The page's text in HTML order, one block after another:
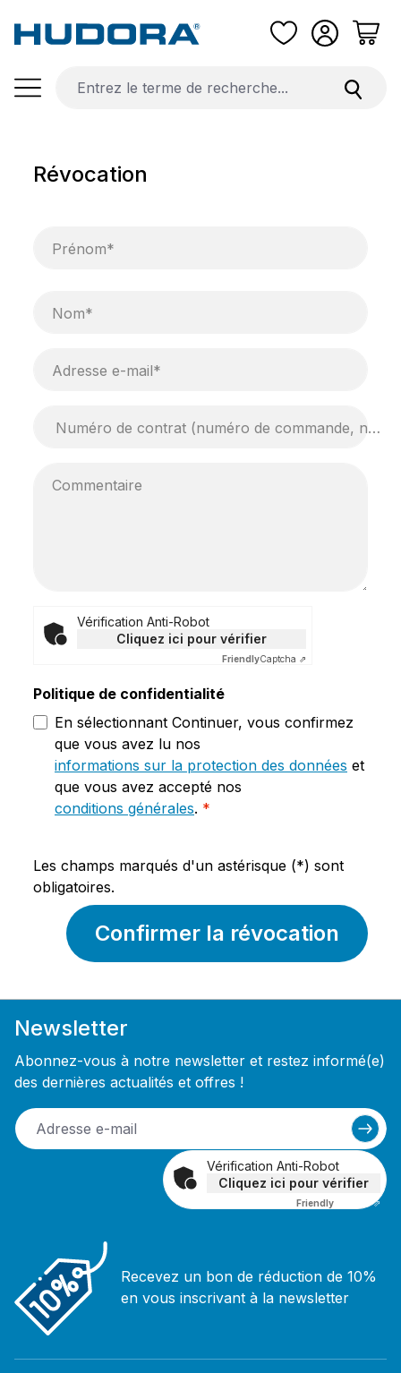
Passer au contenu principal
Révocation
Prénom*
Nom*
Adresse e-mail*
Numéro de contrat (numéro de commande, numéro d'abonnement,...)*
Commentaire
Vérification Anti-Robot
Cliquez ici pour vérifier
FriendlyCaptcha ⇗
Politique de confidentialité
En sélectionnant Continuer, vous confirmez
que vous avez lu nos
informations sur la protection des données et
que vous avez accepté nos
conditions générales. *
Les champs marqués d'un astérisque (*) sont
obligatoires.
Confirmer la révocation
Newsletter
Abonnez-vous à notre newsletter et restez informé(e)
des dernières actualités et offres !
Vérification Anti-Robot
Cliquez ici pour vérifier
Friendly Captcha ⇗
Recevez un bon de réduction de 10%
en vous inscrivant à la newsletter